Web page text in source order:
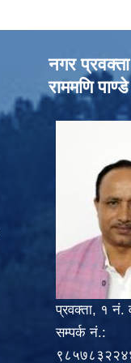
नगर प्रवक्ता
राममणि पाण्डे
प्रवक्ता, १ नं.
सम्पर्क नं.: